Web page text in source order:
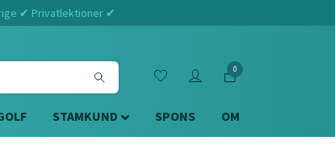
✔ Privatlektioner ✔
0
STAMKUND SPONS OM